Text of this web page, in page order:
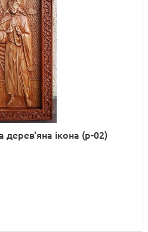
дерев'яна ікона (р-02)